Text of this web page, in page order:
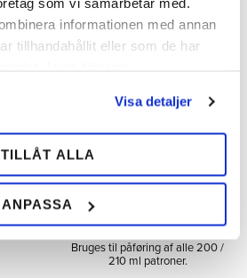
informationen med annan
tillhandahållit eller som de har
Visa detaljer
TILLÅT ALLA
ANPASSA
før
Dispenser Diamond
Dobbelt 210ML
Bruges til påføring af alle 200 /
210 ml patroner.